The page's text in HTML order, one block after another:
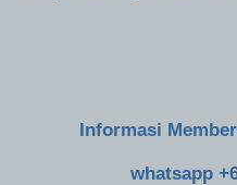
Informasi
whatsapp